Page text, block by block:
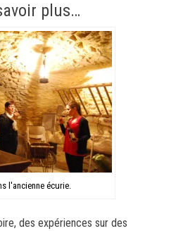
plus…
l'ancienne écurie.
des expériences sur des